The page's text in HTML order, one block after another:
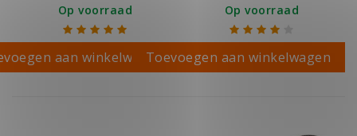
Op voorraad
aan winkelwagen
Op voorraad
Toevoegen aan winkelwagen